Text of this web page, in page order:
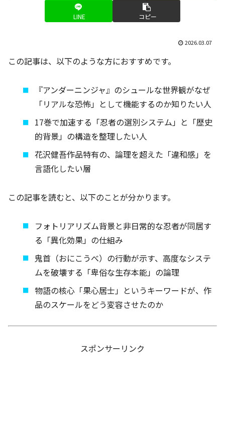
LINE コピー
2026.03.07
この記事は、以下のような方におすすめです。
『アンダーニンジャ』のシュールな世界観がなぜ
「リアルな恐怖」として機能するのか知りたい人
17巻で加速する「忍者の選別システム」と「歴史
的背景」の構造を整理したい人
花沢健吾作品特有の、論理を超えた「違和感」を
言語化したい層
この記事を読むと、以下のことが分かります。
フォトリアリズム背景と非日常的な忍者が同居す
る「異化効果」の仕組み
鬼首（おにこうべ）の行動が示す、高度なシステ
ムを破壊する「卑俗な生存本能」の論理
物語の核心「果心居士」というキーワードが、作
品のスケールをどう変容させたのか
スポンサーリンク